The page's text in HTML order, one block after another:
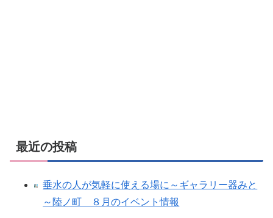
最近の投稿
垂水の人が気軽に使える場に～ギャラリー器みと
～陸ノ町 ８月のイベント情報